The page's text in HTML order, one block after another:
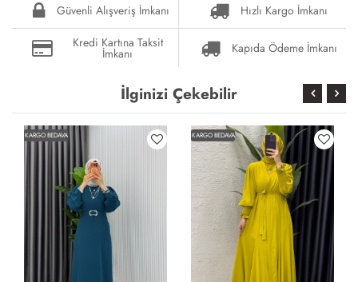
Güvenli Alışveriş İmkanı
Hızlı Kargo İmkanı
Kredi Kartına Taksit
İmkanı Kapıda Ödeme İmkanı
İlginizi Çekebilir
KARGO BEDAVA KARGO BEDAVA